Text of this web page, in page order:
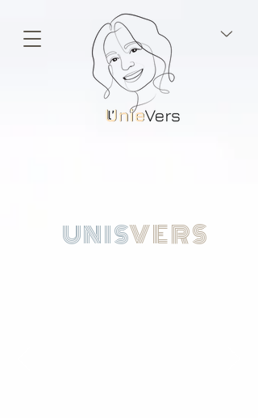
UNISVERS